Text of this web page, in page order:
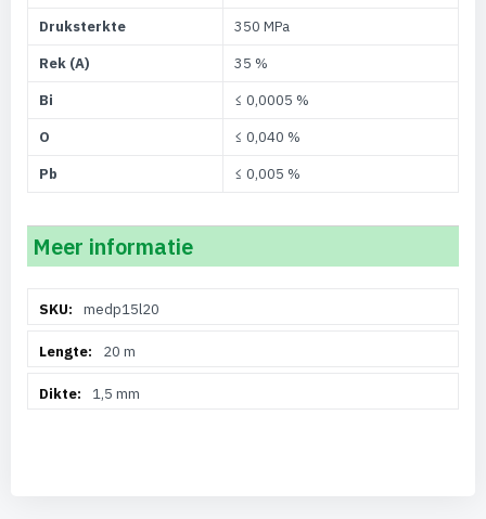
Druksterkte
350 MPa
Rek (A)
35 %
Bi
≤ 0,0005 %
O
≤ 0,040 %
Pb
≤ 0,005 %
Meer informatie
informatiemedp15l20
20 m
1,5 mm